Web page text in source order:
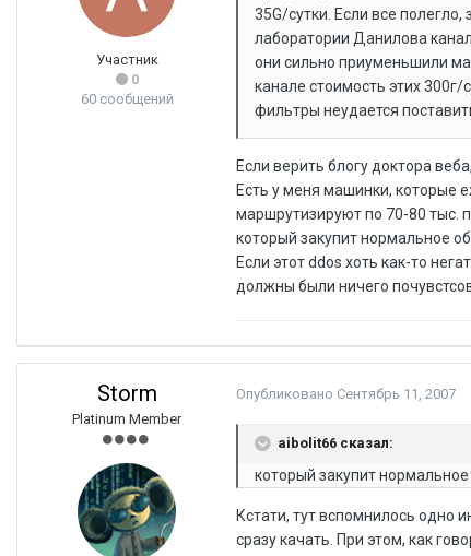
Участник
0
60 сообщений
35G/сутки. Если все
лаборатории Данилова
они сильно приуменьшили
канале стоимость этих
фильтры неудается
Если верить блогу доктора
Есть у меня машинки, которые
маршрутизируют по 70-80 тыс.
который закупит нормальное
Если этот ddos хоть как-то
должны были ничего
Storm
Platinum Member
Опубликовано Сентябрь 11, 2007
aibolit66 сказал:
который закупит
Кстати, тут вспомнилось одно
сразу качать. При этом, как